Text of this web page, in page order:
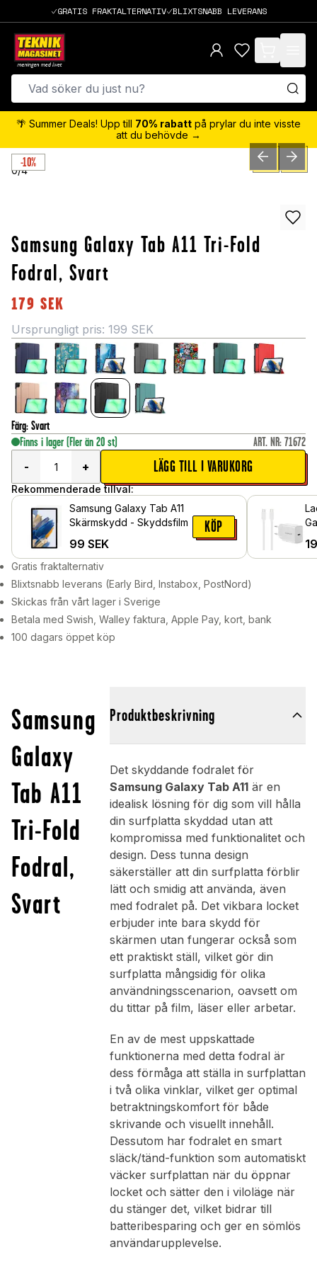
GRATIS FRAKTALTERNATIV BLIXTSNABB LEVERANS
items in cart,
🌴 Summer Deals! Upp till 70% rabatt på prylar du inte visste
att du behövde →
-10%
0/4 PREVIOUSNEXT
Samsung Galaxy Tab A11 Tri-Fold
Fodral, Svart
179 SEK
Ursprungligt pris: 199 SEK
Färg: Svart
Finns i lager (Fler än 20 st) ART. NR: 71672
-
+ LÄGG TILL I VARUKORG
Rekommenderade tillval:
Samsung Galaxy Tab A11
Skärmskydd - Skyddsfilm
99 SEK
KÖP
Gratis fraktalternativ
Blixtsnabb leverans (Early Bird, Instabox, PostNord)
Skickas från vårt lager i Sverige
Betala med Swish, Walley faktura, Apple Pay, kort, bank
100 dagars öppet köp
Samsung
Galaxy
Tab A11
Tri-Fold
Fodral,
Svart
Produktbeskrivning
Det skyddande fodralet för
Samsung Galaxy Tab A11är en
idealisk lösning för dig som vill hålla
din surfplatta skyddad utan att
kompromissa med funktionalitet och
design. Dess tunna design
säkerställer att din surfplatta förblir
lätt och smidig att använda, även
med fodralet på. Det vikbara locket
erbjuder inte bara skydd för
skärmen utan fungerar också som
ett praktiskt ställ, vilket gör din
surfplatta mångsidig för olika
användningsscenarion, oavsett om
du tittar på film, läser eller arbetar.
En av de mest uppskattade
funktionerna med detta fodral är
dess förmåga att ställa in surfplattan
i två olika vinklar, vilket ger optimal
betraktningskomfort för både
skrivande och visuellt innehåll.
Dessutom har fodralet en smart
släck/tänd-funktion som automatiskt
väcker surfplattan när du öppnar
locket och sätter den i viloläge när
du stänger det, vilket bidrar till
batteribesparing och ger en sömlös
användarupplevelse.